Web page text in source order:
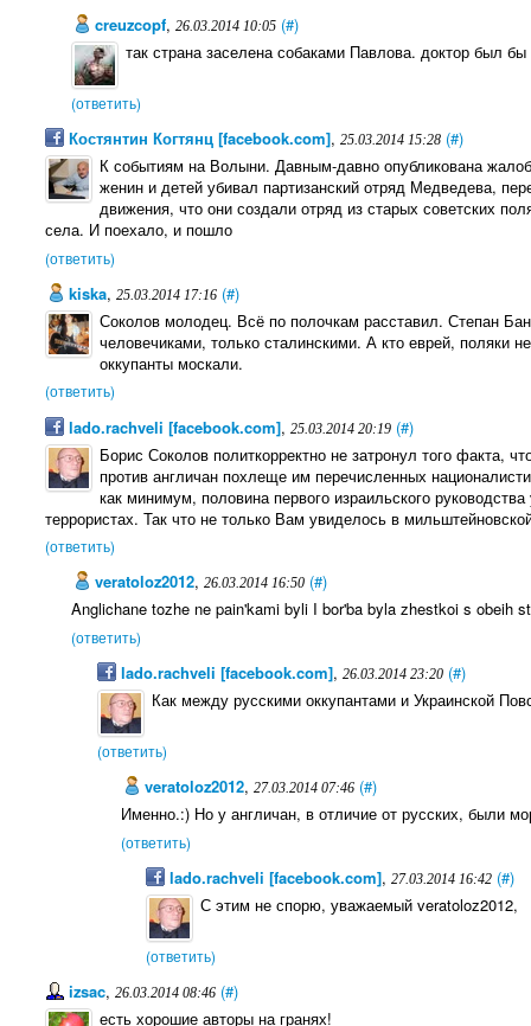
creuzcopf,26.03.2014 10:05 (#)
так страна заселена собаками Павлова. доктор был
(ответить)
Костянтин Когтянц [facebook.com], 25.03.2014 15:28 (#)
К событиям на Волыни. Давным-давно опубликована
женин и детей убивал партизанский отряд Медведева,
движения, что они создали отряд из старых советских
села. И поехало, и пошло
(ответить)
kiska, 25.03.2014 17:16 (#)
Соколов молодец. Всё по полочкам расставил. Степан
человечиками, только сталинскими. А кто еврей, поляки
оккупанты москали.
(ответить)
lado.rachveli [facebook.com], 25.03.2014 20:19 (#)
Борис Соколов политкорректно не затронул того факта,
против англичан похлеще им перечисленных
как минимум, половина первого израильского
террористах. Так что не только Вам увиделось в
(ответить)
veratoloz2012,26.03.2014 16:50 (#)
Anglichane tozhe ne pain'kami byli I bor'ba byla zhestkoi s obeih
(ответить)
lado.rachveli [facebook.com], 26.03.2014 23:20 (#)
Как между русскими оккупантами и Украинской
(ответить)
veratoloz2012,27.03.2014 07:46 (#)
Именно.:) Но у англичан, в отличие от русских, были
(ответить)
lado.rachveli [facebook.com], 27.03.2014 16:42 (#)
С этим не спорю, уважаемый veratoloz2012,
(ответить)
izsac, 26.03.2014 08:46 (#)
есть хорошие авторы на гранях!